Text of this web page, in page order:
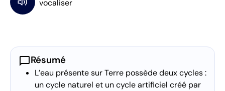
chat_bubbleRésumé
L’eau présente sur Terre possède deux cycles :
un cycle naturel et un cycle artificiel créé par